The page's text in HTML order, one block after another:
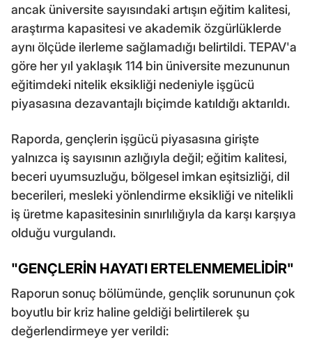
ancak üniversite sayısındaki artışın eğitim kalitesi,
araştırma kapasitesi ve akademik özgürlüklerde
aynı ölçüde ilerleme sağlamadığı belirtildi. TEPAV'a
göre her yıl yaklaşık 114 bin üniversite mezununun
eğitimdeki nitelik eksikliği nedeniyle işgücü
piyasasına dezavantajlı biçimde katıldığı aktarıldı.
Raporda, gençlerin işgücü piyasasına girişte
yalnızca iş sayısının azlığıyla değil; eğitim kalitesi,
beceri uyumsuzluğu, bölgesel imkan eşitsizliği, dil
becerileri, mesleki yönlendirme eksikliği ve nitelikli
iş üretme kapasitesinin sınırlılığıyla da karşı karşıya
olduğu vurgulandı.
"GENÇLERİN HAYATI ERTELENMEMELİDİR"
Raporun sonuç bölümünde, gençlik sorununun çok
boyutlu bir kriz haline geldiği belirtilerek şu
değerlendirmeye yer verildi: